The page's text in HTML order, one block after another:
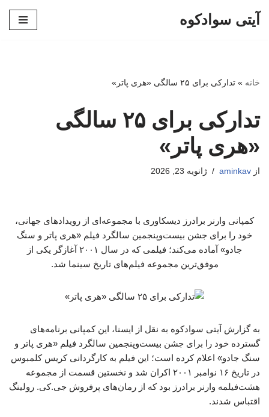
آیتی سوادکوه
خانه » تدارکی برای ۲۵ سالگی «هری پاتر»
تدارکی برای ۲۵ سالگی
«هری پاتر»
از aminkav ژانویه 23, 2026
کمپانی وارنر برادرز دیسکاوری با مجموعه‌ای از رویدادهای جهانی،
خود را برای جشن بیست‌وپنجمین سالگرد فیلم «هری پاتر و سنگ
جادو» آماده می‌کند؛ فیلمی که در سال ۲۰۰۱ آغازگر یکی از
موفق‌ترین مجموعه فیلم‌های تاریخ سینما شد.
به گزارش آیتی سوادکوه به نقل از ایسنا، این کمپانی برنامه‌های
گسترده خود را برای جشن بیست‌وپنجمین سالگرد فیلم «هری پاتر و
سنگ جادو» اعلام کرده است؛ این فیلم به کارگردانی کریس کلمبوس
در تاریخ ۱۶ نوامبر ۲۰۰۱ اکران شد و نخستین قسمت از مجموعه
هشت‌فیلمه‌ وارنر برادرز بود که از رمان‌های پرفروش جی.کی. رولینگ
اقتباس شدند.